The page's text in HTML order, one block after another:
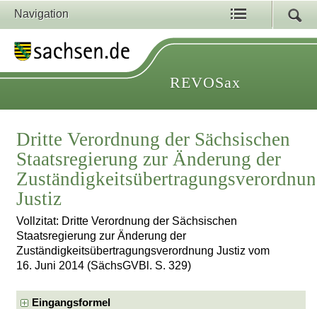
Navigation
REVOSax
Dritte Verordnung der Sächsischen
Staatsregierung zur Änderung der
Justiz
Vollzitat: Dritte Verordnung der Sächsischen
Staatsregierung zur Änderung der
Zuständigkeitsübertragungsverordnung Justiz vom
16. Juni 2014 (SächsGVBl. S. 329)
Eingangsformel